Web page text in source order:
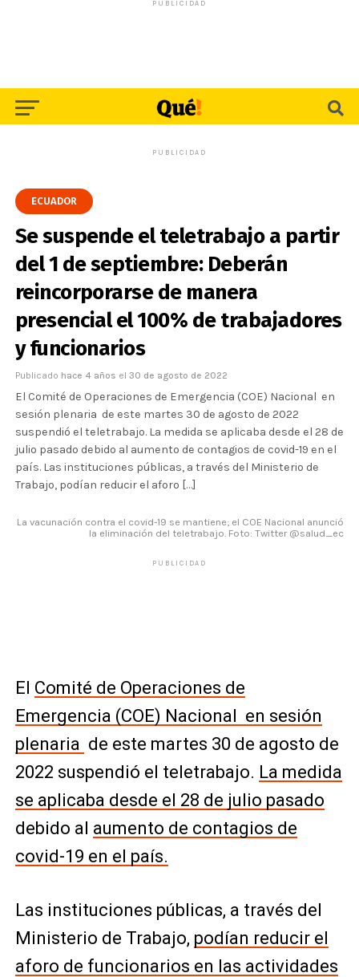
PUBLICIDAD
PUBLICIDAD
ECUADOR
Se suspende el teletrabajo a partir
del 1 de septiembre: Deberán
reincorporarse de manera
presencial el 100% de trabajadores
y funcionarios
Publicado hace 4 años el 30 de agosto de 2022
El Comité de Operaciones de Emergencia (COE) Nacional en
sesión plenaria de este martes 30 de agosto de 2022
suspendió el teletrabajo. La medida se aplicaba desde el 28 de
julio pasado debido al aumento de contagios de covid-19 en el
país. Las instituciones públicas, a través del Ministerio de
Trabajo, podían reducir el aforo […]
La vacunación contra el covid-19 se mantiene; el COE Nacional anunció
la eliminación del teletrabajo. Foto: Twitter @salud_ec
PUBLICIDAD
El Comité de Operaciones de
Emergencia (COE) Nacional en sesión
plenaria de este martes 30 de agosto de
2022 suspendió el teletrabajo. La medida
se aplicaba desde el 28 de julio pasado
debido al aumento de contagios de
covid-19 en el país.
Las instituciones públicas, a través del
Ministerio de Trabajo, podían reducir el
aforo de funcionarios en las actividades